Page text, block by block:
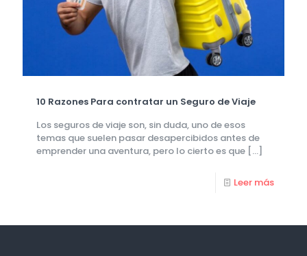
10 Razones Para contratar un Seguro de Viaje
Los seguros de viaje son, sin duda, uno de esos
temas que suelen pasar desapercibidos antes de
emprender una aventura, pero lo cierto es que […]
Leer más